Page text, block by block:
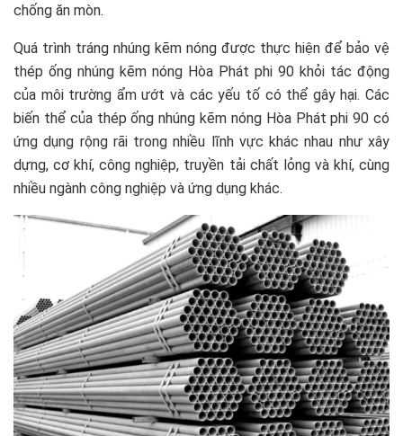
chống ăn mòn.
Quá trình tráng nhúng kẽm nóng được thực hiện để bảo vệ
thép ống nhúng kẽm nóng Hòa Phát phi 90 khỏi tác động
của môi trường ẩm ướt và các yếu tố có thể gây hại. Các
biến thể của thép ống nhúng kẽm nóng Hòa Phát phi 90 có
ứng dụng rộng rãi trong nhiều lĩnh vực khác nhau như xây
dựng, cơ khí, công nghiệp, truyền tải chất lỏng và khí, cùng
nhiều ngành công nghiệp và ứng dụng khác.